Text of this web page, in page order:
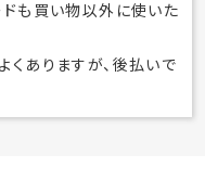
ドも買い物以外に使いた
ありますが、後払いで